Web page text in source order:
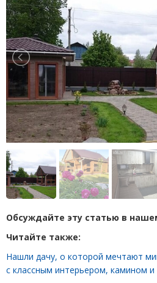
Обсуждайте эту статью в
Читайте также:
Нашли дачу, о которой мечтают
с классным интерьером, камином и